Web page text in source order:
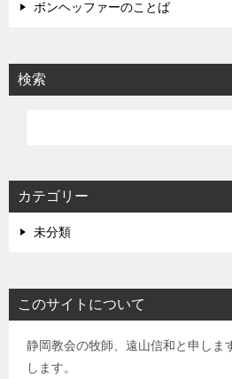
ボンヘッファーのことば
検索
カテゴリー
未分類
このサイトについて
静岡教会の牧師、遠山信和と申しま
します。